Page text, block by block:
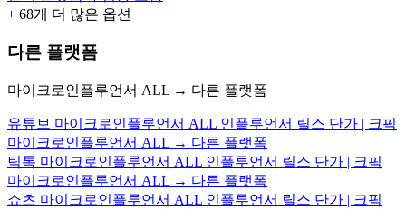
+ 68개 더 많은 옵션
다른 플랫폼
마이크로인플루언서 ALL → 다른 플랫폼
유튜브 마이크로인플루언서 ALL 인플루언서 릴스 단가 | 크픽
마이크로인플루언서 ALL → 다른 플랫폼
틱톡 마이크로인플루언서 ALL 인플루언서 릴스 단가 | 크픽
마이크로인플루언서 ALL → 다른 플랫폼
쇼츠 마이크로인플루언서 ALL 인플루언서 릴스 단가 | 크픽